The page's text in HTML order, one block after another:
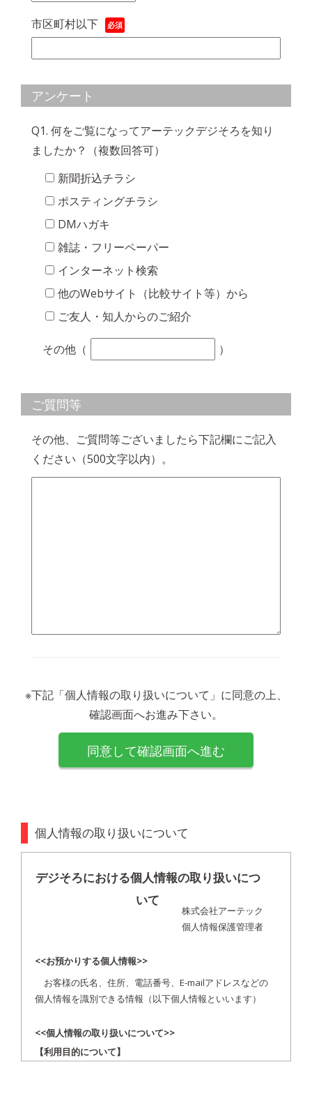
市区町村以下
アンケート
Q1. 何をご覧になってアーテックデジそろを知り
ましたか？（複数回答可）
新聞折込チラシ
ポスティングチラシ
DMハガキ
雑誌・フリーペーパー
インターネット検索
他のWebサイト（比較サイト等）から
ご友人・知人からのご紹介
その他（ ）
ご質問等
その他、ご質問等ございましたら下記欄にご記入
ください（500文字以内）。
※下記「個人情報の取り扱いについて」に同意の上、
確認画面へお進み下さい。
個人情報の取り扱いについて
デジそろにおける個人情報の取り扱いにつ
いて
株式会社アーテック
個人情報保護管理者
<<お預かりする個人情報>>
お客様の氏名、住所、電話番号、E-mailアドレスなどの
個人情報を識別できる情報（以下個人情報といいます）
<<個人情報の取り扱いについて>>
【利用目的について】